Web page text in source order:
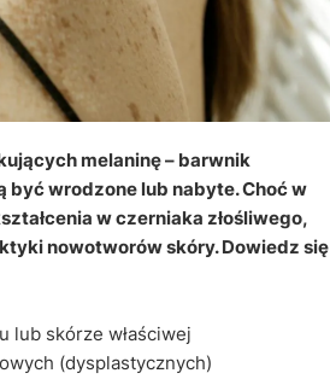
melaninę – barwnik
być wrodzone lub nabyte. Choć w
w czerniaka złośliwego,
nowotworów skóry. Dowiedz się
lub skórze właściwej
(dysplastycznych)